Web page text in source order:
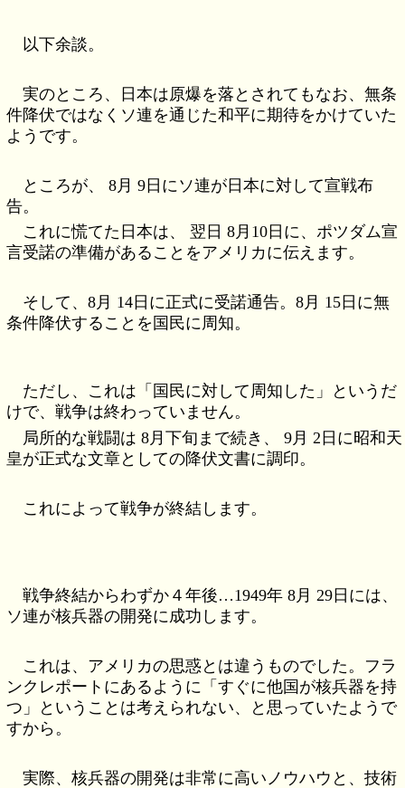
以下余談。
実のところ、日本は原爆を落とされてもなお、無条
件降伏ではなくソ連を通じた和平に期待をかけていた
ようです。
ところが、 8月 9日にソ連が日本に対して宣戦布
告。
これに慌てた日本は、 翌日 8月10日に、ポツダム宣
言受諾の準備があることをアメリカに伝えます。
そして、8月 14日に正式に受諾通告。8月 15日に無
条件降伏することを国民に周知。
ただし、これは「国民に対して周知した」というだ
けで、戦争は終わっていません。
局所的な戦闘は 8月下旬まで続き、 9月 2日に昭和天
皇が正式な文章としての降伏文書に調印。
これによって戦争が終結します。
戦争終結からわずか４年後…1949年 8月 29日には、
ソ連が核兵器の開発に成功します。
これは、アメリカの思惑とは違うものでした。フラ
ンクレポートにあるように「すぐに他国が核兵器を持
つ」ということは考えられない、と思っていたようで
すから。
実際、核兵器の開発は非常に高いノウハウと、技術